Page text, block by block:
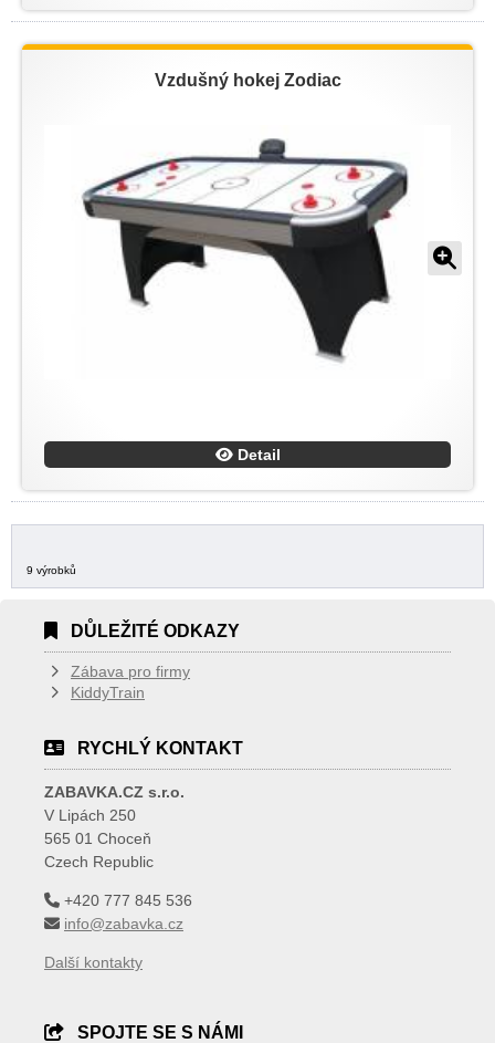
Vzdušný hokej Zodiac
Detail
9 výrobků
DŮLEŽITÉ ODKAZY
Zábava pro firmy
KiddyTrain
RYCHLÝ KONTAKT
ZABAVKA.CZ s.r.o.
V Lipách 250
565 01 Choceň
Czech Republic
+420 777 845 536
info@zabavka.cz
Další kontakty
SPOJTE SE S NÁMI